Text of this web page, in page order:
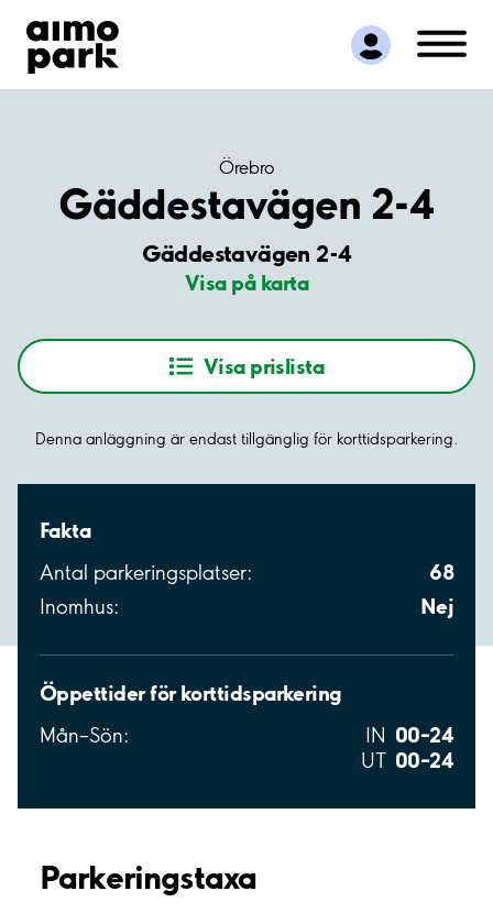
Hitta parkering
Samarbete
Kundservice
Örebro
Gäddestavägen 2-4
Gäddestavägen 2-4
Visa på karta
Visa prislista
Denna anläggning är endast tillgänglig för korttidsparkering.
Fakta
Antal parkeringsplatser: 68
Inomhus: Nej
Öppettider för korttidsparkering
Mån–Sön: IN 00–24
UT 00–24
Parkeringstaxa